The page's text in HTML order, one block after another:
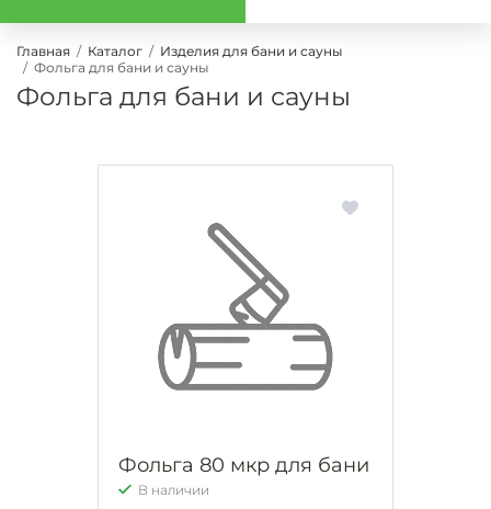
Главная Каталог
Изделия для бани и сауны
Фольга для бани и сауны
Фольга для бани и сауны
Фольга 80 мкр для бани
В наличии